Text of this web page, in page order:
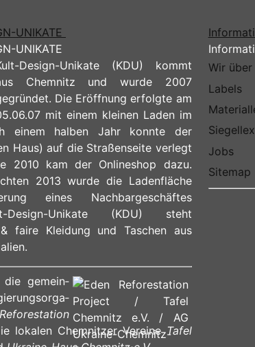
UNIKATE
UNIKATE
Design-Unikate (KDU) kommt
Chemnitz und wurde 2007
Die Eröffnung erfolgte am
mit einem kleinen Laden im
einem halben Jahr konnte der
Haus) auf die Straßenseite verlegt
2010 kam der Onlineshop dazu.
2013 wurde die Ladenfläche
eines Nachbargeschäftes
Design-Unikate (KDU) steht
faire Kleidung und Taschen aus
die ge­mein­
lokalen Chemnitzer VereineTafel
Wir über
Labels
Jobs
Sitemap